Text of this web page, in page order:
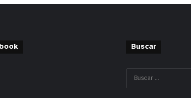
Buscar